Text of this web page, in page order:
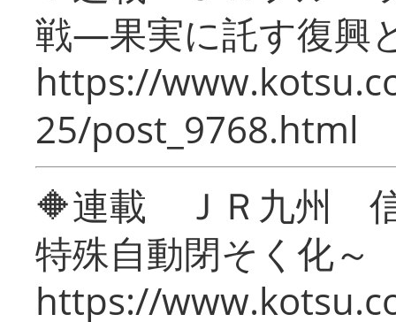
戦―果実に託す復興
https://
25/post_9768.html
🔶連載 ＪＲ九州 信
特殊自動閉そく化～
https://